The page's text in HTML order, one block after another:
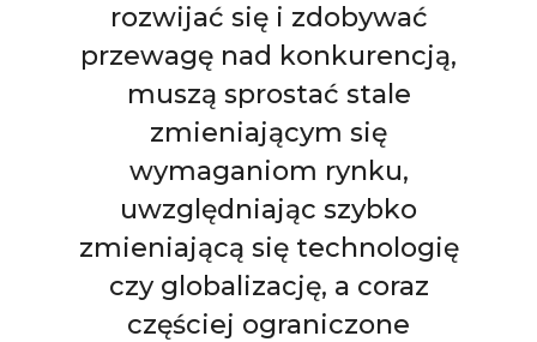
rozwijać się i zdobywać
przewagę nad konkurencją,
muszą sprostać stale
zmieniającym się
wymaganiom rynku,
uwzględniając szybko
zmieniającą się technologię
czy globalizację, a coraz
częściej ograniczone